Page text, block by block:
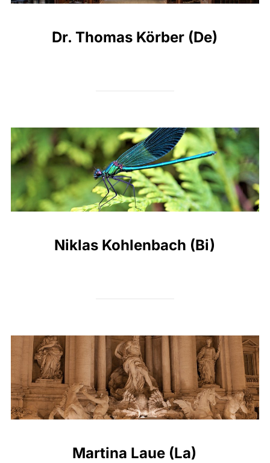
Dr. Thomas Körber (De)
Niklas Kohlenbach (Bi)
Martina Laue (La)